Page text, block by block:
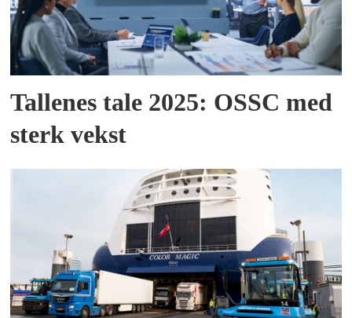
Tallenes tale 2025: OSSC med
sterk vekst